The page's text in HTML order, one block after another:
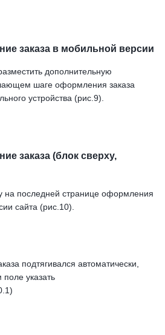
заказа в мобильной версии
дополнительную
шаге оформления заказа
устройства (рис.9).
заказа (блок сверху,
на последней странице оформления
сайта (рис.10).
подтягивался автоматически,
указать